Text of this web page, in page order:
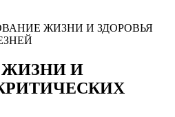
ЖИЗНИ И ЗДОРОВЬЯ
ЖИЗНИ И